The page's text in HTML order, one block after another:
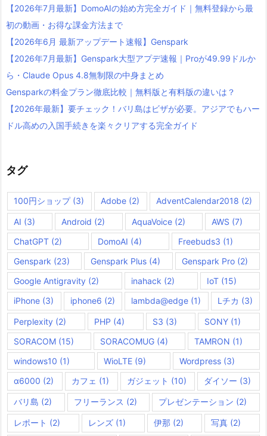
【2026年7月最新】DomoAIの始め方完全ガイド｜無料登録から最
初の動画・お得な課金方法まで
【2026年6月 最新アップデート速報】Genspark
【2026年7月最新】Genspark大型アプデ速報｜Proが49.99ドルか
ら・Claude Opus 4.8無制限の中身まとめ
Gensparkの料金プラン徹底比較｜無料版と有料版の違いは？
【2026年最新】要チェック！バリ島はビザが必要。アジアでもハー
ドル高めの入国手続きを楽々クリアする完全ガイド
タグ
100円ショップ(3) Adobe (2) AdventCalendar2018 (2)
AI (3) Android (2) AquaVoice(2) AWS (7)
ChatGPT (2) DomoAI (4) Freebuds3 (1)
Genspark (23) Genspark Plus (4) Genspark Pro(2)
Google Antigravity (2) inahack (2) IoT (15)
iPhone (3) iphone6 (2) lambda@edge (1) Lチカ (3)
Perplexity (2) PHP (4) S3 (3) SONY (1)
SORACOM (15) SORACOMUG (4) TAMRON (1)
windows10 (1) WioLTE(9) Wordpress (3)
α6000 (2) カフェ (1) ガジェット (10) ダイソー (3)
バリ島 (2) フリーランス (2) プレゼンテーション (2)
レポート (2) レンズ(1) 伊那 (2) 写真 (2)